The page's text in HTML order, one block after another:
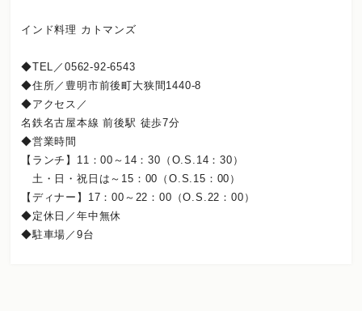
インド料理 カトマンズ
◆TEL／0562-92-6543
◆住所／豊明市前後町大狭間1440-8
◆アクセス／
名鉄名古屋本線 前後駅 徒歩7分
◆営業時間
【ランチ】11：00～14：30（O.S.14：30）
土・日・祝日は～15：00（O.S.15：00）
【ディナー】17：00～22：00（O.S.22：00）
◆定休日／年中無休
◆駐車場／9台